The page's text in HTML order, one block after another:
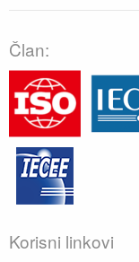
Član:
Korisni linkovi